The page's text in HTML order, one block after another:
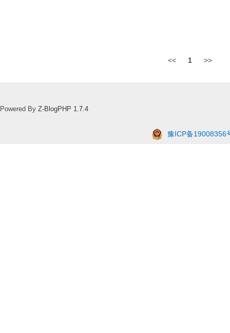
<< 1 >>
Powered By Z-BlogPHP 1.7.4
豫ICP备19008356